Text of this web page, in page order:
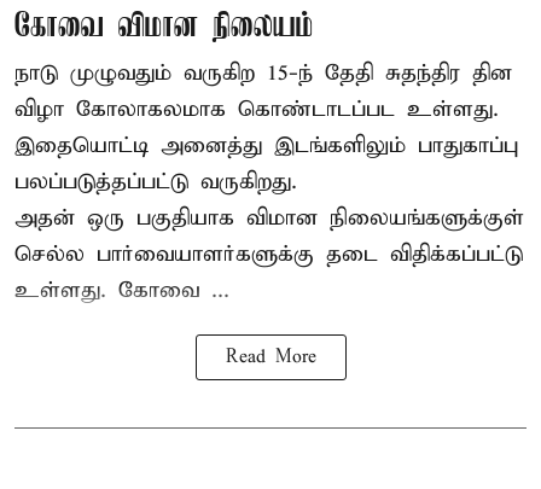
கோவை விமான நிலையம்
நாடு முழுவதும் வருகிற 15-ந் தேதி சுதந்திர தின
விழா கோலாகலமாக கொண்டாடப்பட உள்ளது.
இதையொட்டி அனைத்து இடங்களிலும் பாதுகாப்பு
பலப்படுத்தப்பட்டு வருகிறது.
அதன் ஒரு பகுதியாக விமான நிலையங்களுக்குள்
செல்ல பார்வையாளர்களுக்கு தடை விதிக்கப்பட்டு
உள்ளது. கோவை ...
Read More